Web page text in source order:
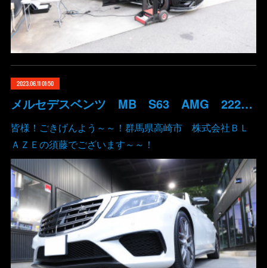
2023.06.11 01:50
メルセデスベンツ MB S63 AMG 222 M157 DigitalSpeed デジタルスピード ECUチューン コーディング 群馬 高崎
皆様！ごきげんよう～～！群馬県高崎市 株式会社ＢＬ
ＡＺＥの須藤でございます～～！